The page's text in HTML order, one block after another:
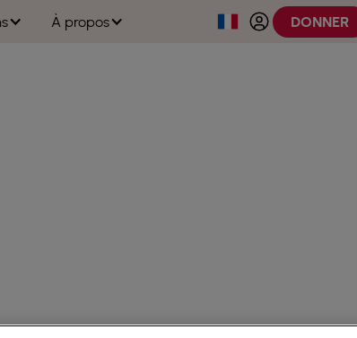
À propos DONNER